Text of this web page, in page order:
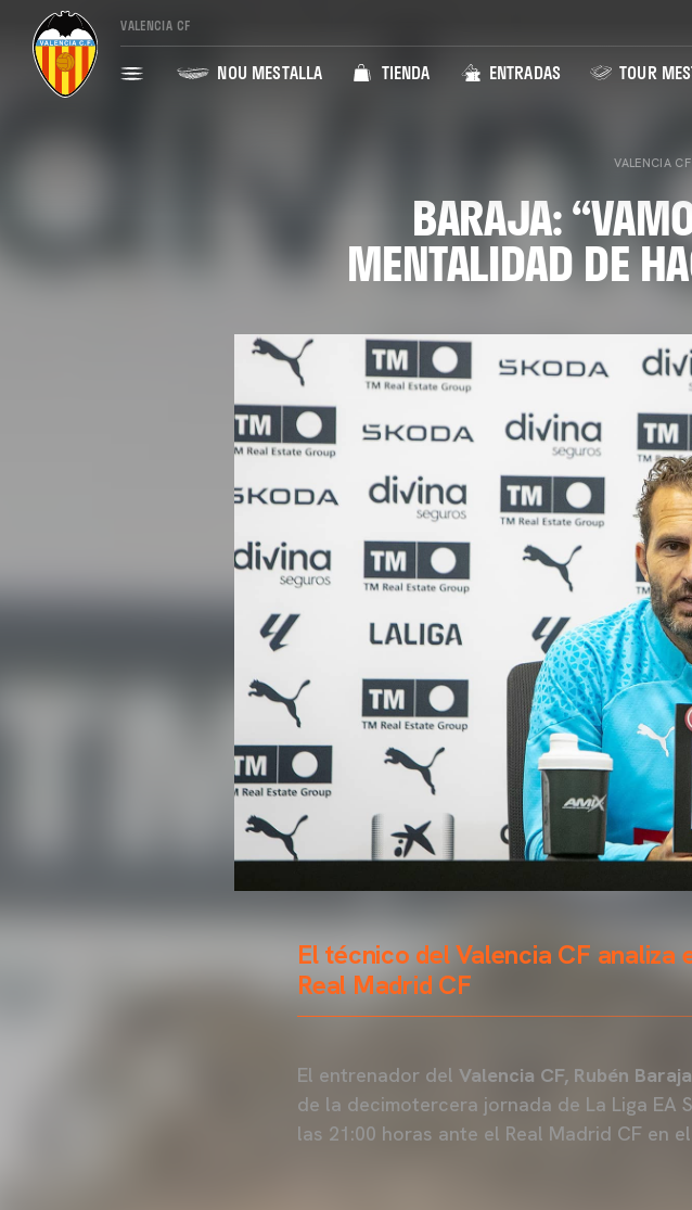
VALENCIA CF
NOU MESTALLA TIENDA ENTRADAS TOUR
VALENCIA CF
BARAJA:
MENTALIDAD DE
El técnico del Valencia CF
Real Madrid CF
El entrenador del Valencia CF, Rubén Baraja
de la decimotercera jornada de La Liga EA
las 21:00 horas ante el Real Madrid CF en